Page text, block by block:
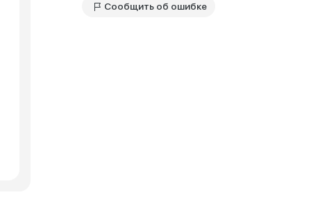
Сообщить об ошибке